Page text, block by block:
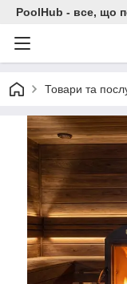
PoolHub - все, що
Товари та